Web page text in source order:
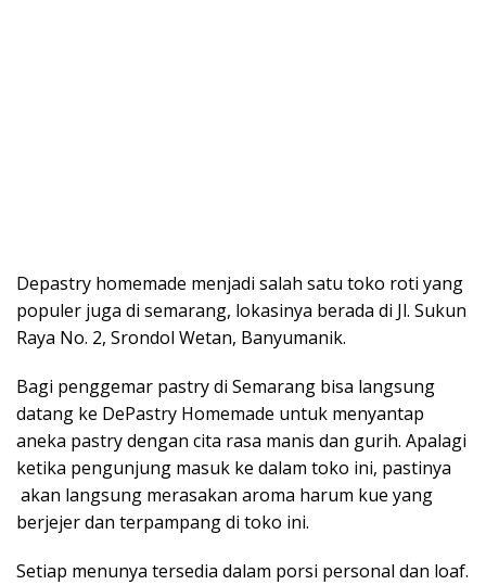
Depastry homemade menjadi salah satu toko roti yang
populer juga di semarang, lokasinya berada di Jl. Sukun
Raya No. 2, Srondol Wetan, Banyumanik.
Bagi penggemar pastrydi Semarang bisa langsung
datang ke DePastry Homemade untuk menyantap
aneka pastry dengan cita rasa manis dan gurih. Apalagi
ketika pengunjung masuk ke dalam toko ini, pastinya
akan langsung merasakan aroma harum kue yang
berjejer dan terpampang di toko ini.
Setiap menunya tersedia dalam porsi personal dan loaf.